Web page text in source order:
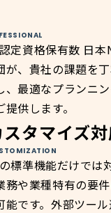
定資格保有数 日本
が、貴社の課題を
、最適なプランニ
供します。
スタマイズ
標準機能だけでは
務や業種特有の要
能です。外部ツー